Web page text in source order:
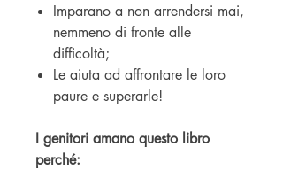
Imparano a non arrendersi mai,
nemmeno di fronte alle
difficoltà;
Le aiuta ad affrontare le loro
paure e superarle!
I genitori amano questo libro
perché: